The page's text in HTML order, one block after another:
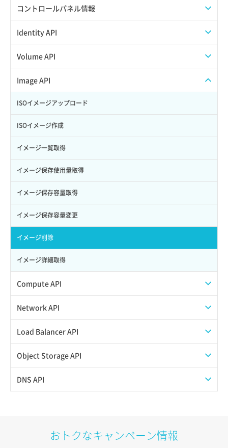
APIでAPIサブユーザーを作成する
APIでVPSにISOイメージを挿入する
APIでVPSを作成する
コントロールパネル情報
APIユーザーを作成する
API情報を確認する
Identity API
Credential一覧取得
Credential作成
Credential削除
Credential詳細取得
サブユーザーからロールを紐づけ解除
サブユーザーにロールを紐づけ
サブユーザー一覧取得
サブユーザー作成
サブユーザー削除
サブユーザー更新
サブユーザー詳細取得
ロールからパーミッションを紐づけ解除
ロールにパーミッションを紐づけ
ロール一覧取得
Volume API
スナップショット一覧取得
スナップショット作成
スナップショット削除
スナップショット復元
スナップショット詳細一覧取得
スナップショット詳細取得（アイテム指定）
バックアップリストア
バックアップ一覧取得
バックアップ詳細一覧取得
バックアップ詳細取得
ボリュームイメージ保存
ボリューム一覧取得
ボリューム作成
ボリューム更新
Image API
ISOイメージアップロード
ISOイメージ作成
イメージ一覧取得
イメージ保存使用量取得
イメージ保存容量取得
イメージ保存容量変更
イメージ削除
イメージ詳細取得
Compute API
ISOイメージ挿入/排出
SSHキーペア一覧取得
SSHキーペア作成
アタッチ済みポート詳細取得
Network API
QoSポリシー一覧取得
QoSポリシー詳細取得
サブネット一覧取得
サブネット詳細取得
Load Balancer API
プール一覧取得
プール作成
Object Storage API
Web公開
DNS API
おトクなキャンペーン情報